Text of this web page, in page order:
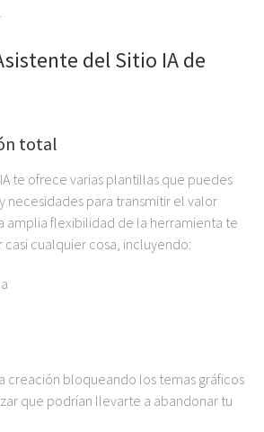
del Sitio IA de
total
te ofrece varias plantillas que puedes
necesidades para transmitir el valor
amplia flexibilidad de la herramienta te
cualquier cosa, incluyendo:
creación bloqueando los temas gráficos
que podrían llevarte a abandonar tu